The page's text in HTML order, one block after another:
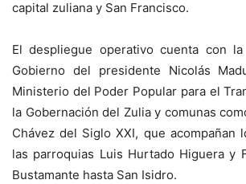
capital zuliana y San Francisco.
El despliegue operativo cuenta con
Gobierno del presidente Nicolás
Ministerio del Poder Popular para el
la Gobernación del Zulia y comunas
Chávez del Siglo XXI, que acompañan
las parroquias Luis Hurtado Higuera y
Bustamante hasta San Isidro.